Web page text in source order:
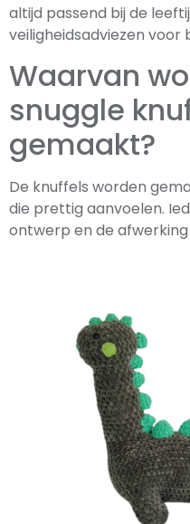
altijd passend bij de
veiligheidsadviezen voor
Waarvan
snuggle
gemaakt?
De knuffels worden
die prettig aanvoelen.
ontwerp en de